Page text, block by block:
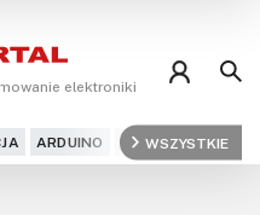
elektroniki
ARDUINO ARM AUDIO
WSZYSTKIE